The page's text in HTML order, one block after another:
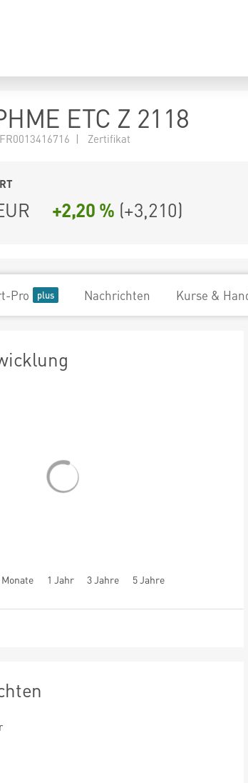
ETC Z 2118
| Zertifikat
RT
+2,20 % (+3,210)
Pro Nachrichten Kurse &
Monate 1 Jahr 3 Jahre 5 Jahre